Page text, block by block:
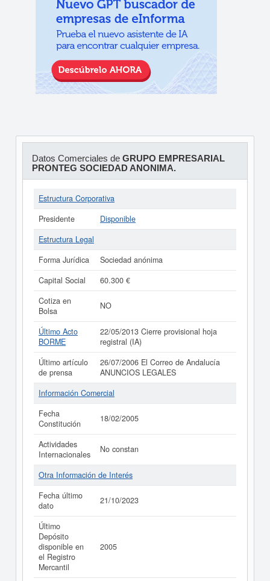
Datos Comerciales de GRUPO EMPRESARIAL
PRONTEG SOCIEDAD ANONIMA.
Estructura Corporativa
Presidente
Disponible
Estructura Legal
Forma Jurídica
Sociedad anónima
Capital Social
60.300 €
Cotiza en
Bolsa
NO
Último Acto
BORME
22/05/2013 Cierre provisional hoja
registral (IA)
Último artículo
de prensa
26/07/2006 El Correo de Andalucía
ANUNCIOS LEGALES
Información Comercial
Fecha
Constitución
18/02/2005
Actividades
Internacionales
No constan
Otra Información de Interés
Fecha último
dato
21/10/2023
Último
Depósito
disponible en
el Registro
Mercantil
2005